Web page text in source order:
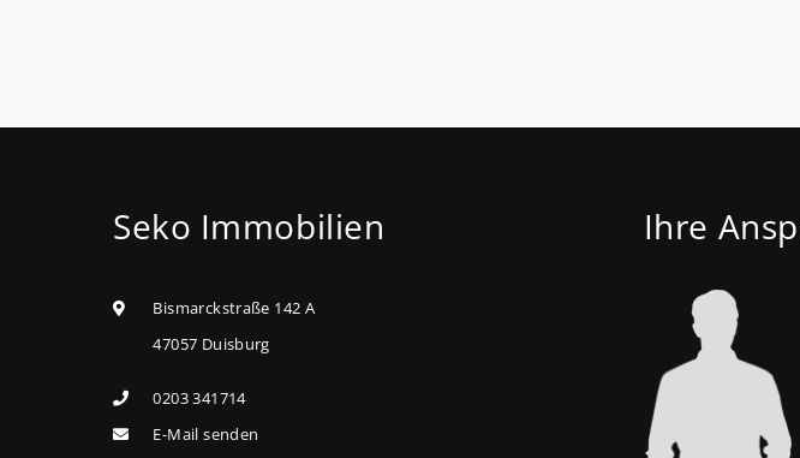
Seko Immobilien
Bismarckstraße 142 A
47057 Duisburg
0203 341714
E-Mail senden
Ihre